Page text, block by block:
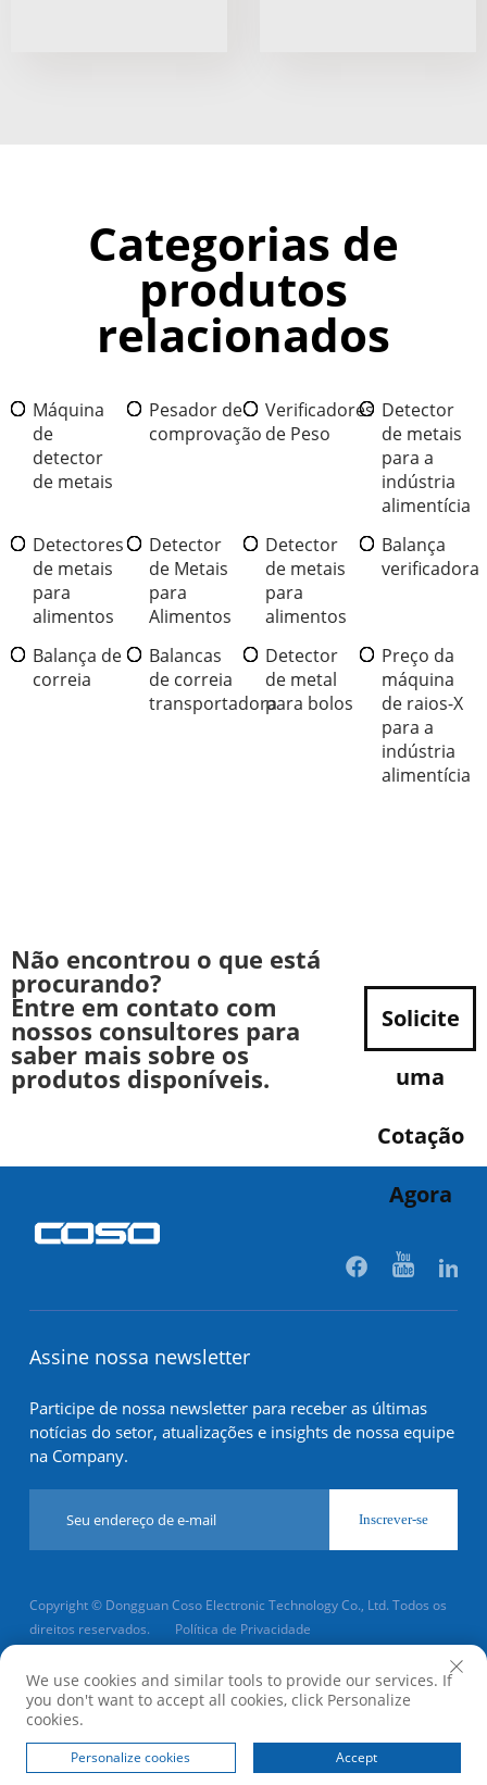
Categorias de
produtos
relacionados
Máquina
de
detector
de metais
Pesador de
comprovação
Verificadores
de Peso
Detector
de metais
para a
indústria
alimentícia
Detectores
de metais
para
alimentos
Detector
de Metais
para
Alimentos
Detector
de metais
para
alimentos
Balança
verificadora
Balança de
correia
Balancas
de correia
transportadora
Detector
de metal
para bolos
Preço da
máquina
de raios-X
para a
indústria
alimentícia
Não encontrou o que está
procurando?
Entre em contato com
nossos consultores para
saber mais sobre os
produtos disponíveis.
Solicite
uma
Cotação
Agora
Assine nossa newsletter
Participe de nossa newsletter para receber as últimas
notícias do setor, atualizações e insights de nossa equipe
na Company.
Inscrever-se
Copyright © Dongguan Coso Electronic Technology Co., Ltd. Todos os
direitos reservados.
Política de Privacidade
Rolar para o topo
Página Inicial Produto
We use cookies and similar tools to provide our services. If
you don't want to accept all cookies, click Personalize
cookies.
Personalize cookies Accept